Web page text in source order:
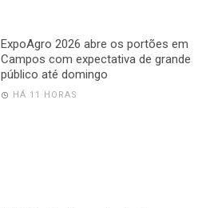
ExpoAgro 2026 abre os portões em
Campos com expectativa de grande
público até domingo
HÁ 11 HORAS